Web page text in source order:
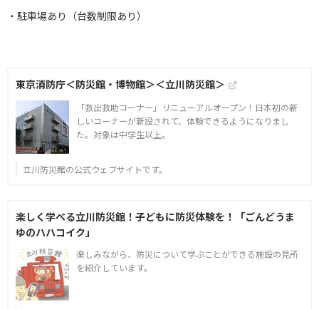
・駐車場あり（台数制限あり）
東京消防庁＜防災館・博物館＞＜立川防災館＞
「救出救助コーナー」リニューアルオープン！日本初の新
しいコーナーが新設されて、体験できるようになりまし
た。対象は中学生以上。
立川防災館の公式ウェブサイトです。
楽しく学べる立川防災館！子どもに防災体験を！「ごんどうま
ゆのハハコイク」
楽しみながら、防災について学ぶことができる施設の見所
を紹介しています。